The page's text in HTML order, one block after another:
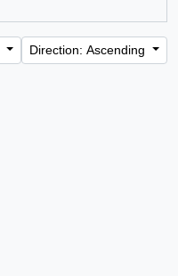
Direction: Ascending